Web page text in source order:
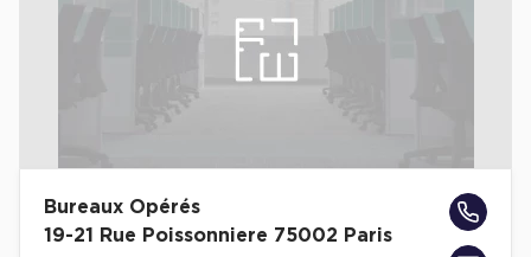
Bureaux Opérés
19-21 Rue Poissonniere 75002 Paris